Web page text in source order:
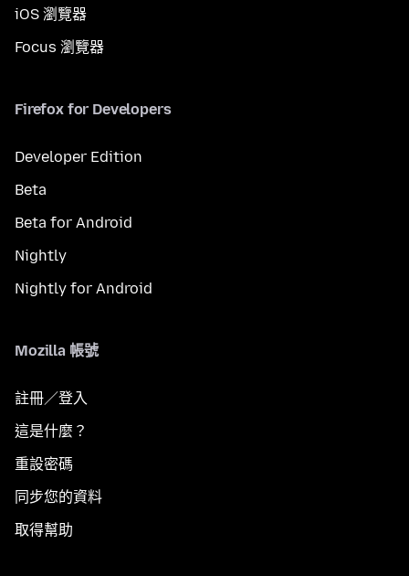
iOS 瀏覽器
Focus 瀏覽器
Firefox for Developers
Developer Edition
Beta
Beta for Android
Nightly
Nightly for Android
Mozilla 帳號
註冊／登入
這是什麼？
重設密碼
同步您的資料
取得幫助